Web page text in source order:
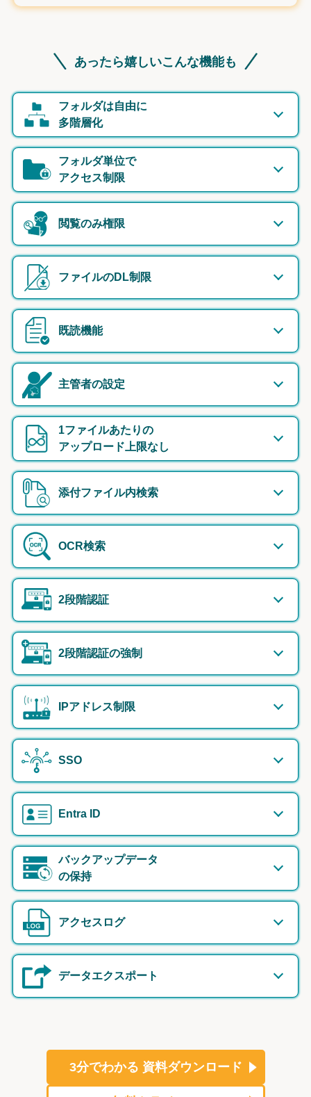
あったら嬉しいこんな機能も
フォルダは自由に
多階層化
フォルダ単位で
アクセス制限
閲覧のみ権限
ファイルのDL制限
既読機能
主管者の設定
1ファイルあたりの
アップロード上限なし
添付ファイル内検索
OCR検索
2段階認証
2段階認証の強制
IPアドレス制限
SSO
Entra ID
バックアップデータ
の保持
アクセスログ
データエクスポート
3分でわかる 資料ダウンロード